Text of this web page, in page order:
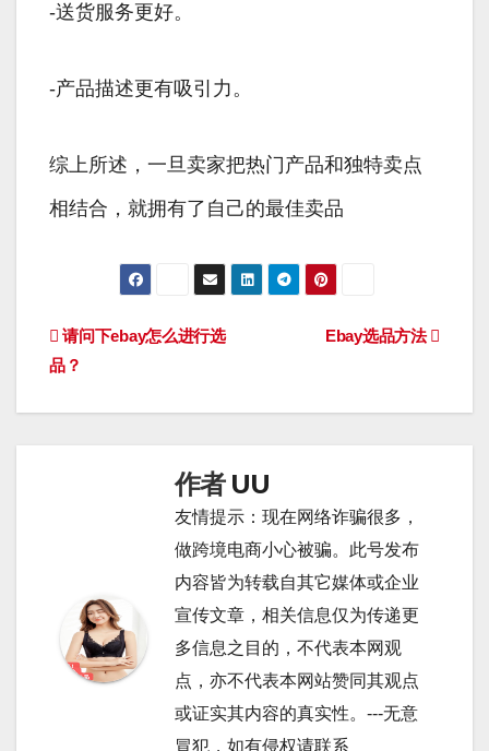
-送货服务更好。
-产品描述更有吸引力。
综上所述，一旦卖家把热门产品和独特卖点
相结合，就拥有了自己的最佳卖品
文
章
Ebay选品方法
请问下ebay怎么进行选
品？
作者 UU
友情提示：现在网络诈骗很多，
做跨境电商小心被骗。此号发布
内容皆为转载自其它媒体或企业
宣传文章，相关信息仅为传递更
多信息之目的，不代表本网观
点，亦不代表本网站赞同其观点
或证实其内容的真实性。---无意
冒犯，如有侵权请联系